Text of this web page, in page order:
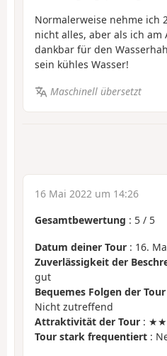
Normalerweise nehme ich
nicht alles, aber als ich am
dankbar für den
sein kühles Wasser!
Maschinell übersetzt
16 Mai 2022 um 14:26
Gesamtbewertung : 5 / 5
Datum deiner Tour : 16.
Zuverlässigkeit der
gut
Bequemes Folgen der Tour
Nicht zutreffend
Attraktivität der Tour :
Tour stark frequentiert :